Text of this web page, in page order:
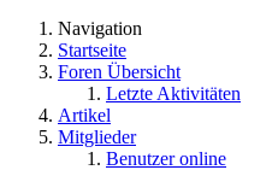
Navigation
Startseite
Foren Übersicht
Letzte Aktivitäten
Artikel
Mitglieder
Benutzer online